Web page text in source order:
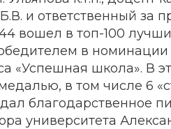
и ответственный за
вошел в топ-100
в номинации
«Успешная школа». В
в том числе 6
благодарственное
университета